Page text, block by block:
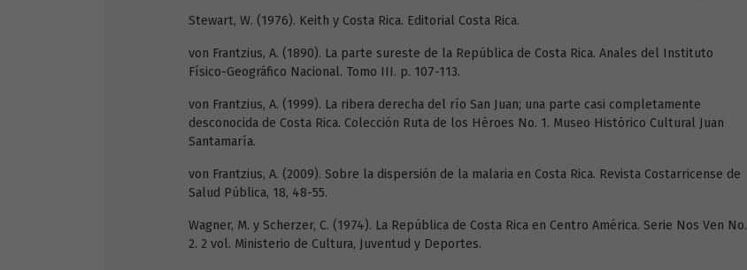
Stewart, W. (1976). Keith y Costa Rica. Editorial Costa Rica.
von Frantzius, A. (1890). La parte sureste de la República de Costa Rica. Anales del Instituto
Físico-Geográfico Nacional. Tomo III. p. 107-113.
von Frantzius, A. (1999). La ribera derecha del río San Juan; una parte casi completamente
desconocida de Costa Rica. Colección Ruta de los Héroes No. 1. Museo Histórico Cultural Juan
Santamaría.
von Frantzius, A. (2009). Sobre la dispersión de la malaria en Costa Rica. Revista Costarricense de
Salud Pública, 18, 48-55.
Wagner, M. y Scherzer, C. (1974). La República de Costa Rica en Centro América. Serie Nos Ven No.
2. 2 vol. Ministerio de Cultura, Juventud y Deportes.